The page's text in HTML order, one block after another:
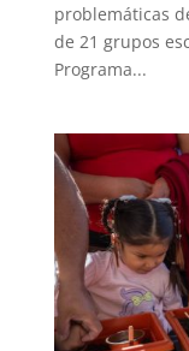
problemáticas
de 21 grupos
Programa...